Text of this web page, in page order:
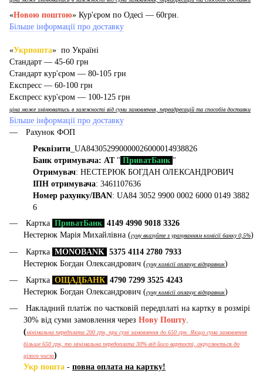
«Новою поштою» Кур'єром по Одесі — 60грн.
Більше інформації про доставку
«Укрпошта» по Україні
Стандарт — 45-60 грн
Стандарт кур'єром — 80-105 грн
Експресс — 60-100 грн
Експресс кур'єром — 100-125 грн
ціна може змінюватись в залежності від суми замовлення, переадресацій та способів доставки
Більше інформації про доставку
Рахунок ФОП
Реквізити _UA843052990000026000014938826
Банк отримувача: АТ" ПриватБанк "
Отримувач: НЕСТЕРЮК БОГДАН ОЛЕКСАНДРОВИЧ
ІПН отримувача: 3461107636
Номер рахунку/IBAN: UA84 3052 9900 0002 6000 0149 3882
6
Картка ПриватБанк 4149 4990 9018 3326
Нестерюк Марія Михайлівна (суму вказуйте з урахуванням комісії банку 0,5%)
Картка MONOBANK 5375 4114 2780 7933
Нестерюк Богдан Олександрович (суму комісії оплачує відправник)
Картка ОЩАДБАНК 4790 7299 3525 4243
Нестерюк Богдан Олександрович (суму комісії оплачує відправник)
Накладний платіж по частковій передплаті на картку в розмірі
30% від суми замовлення через Нову Пошту.
(мінімальна передплата 200 грн, при сумі замовлення до 650 грн. Якщо сума замовлення
більше 650 грн, то мінімальна передоплата 30% від його вартості, округлюється до
цілого числа)
Укр пошта - повна оплата на картку!